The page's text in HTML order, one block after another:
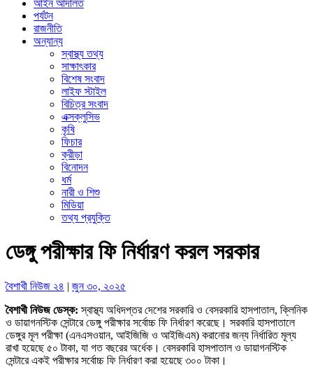
আইন আদালত
পর্যটন
রাজনীতি
অন্যান্য
স্বাস্থ্য তথ্য
সাক্ষাৎকার
বিশেষ সংবাদ
লাইফ স্টাইল
বিচিত্র সংবাদ
এক্সক্লুসিভ
কৃষি
ফিচার
ক্রীড়া
বিনোদন
ধর্ম
নারী ও শিশু
মিডিয়া
তথ্য প্রযুক্তি
ডেঙ্গু পরীক্ষার ফি নির্ধারণ করল সরকার
বৈশাখী নিউজ ২৪ | জুন ৩০, ২০২৫
বৈশাখী নিউজ ডেস্ক: স্বাস্থ্য অধিদপ্তর দেশের সরকারি ও বেসরকারি হাসপাতাল, ক্লিনিক
ও ডায়াগনস্টিক সেন্টারে ডেঙ্গু পরীক্ষার সর্বোচ্চ ফি নির্ধারণ করেছে। সরকারি হাসপাতালে
ডেঙ্গুর মূল পরীক্ষা (এনএসওয়ান, আইজিজি ও আইজিএম) করানোর জন্য নির্ধারিত মূল্য
রাখা হয়েছে ৫০ টাকা, যা গত বছরের অর্ধেক। বেসরকারি হাসপাতাল ও ডায়াগনস্টিক
সেন্টারে একই পরীক্ষার সর্বোচ্চ ফি নির্ধারণ করা হয়েছে ৩০০ টাকা।